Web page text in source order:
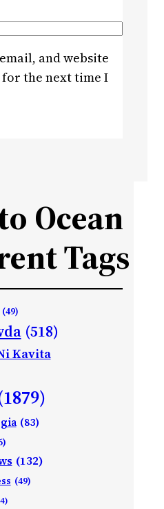
and website
the next time I
Ocean
Tags
(49)
(518)
Kavita
(83)
(132)
(49)